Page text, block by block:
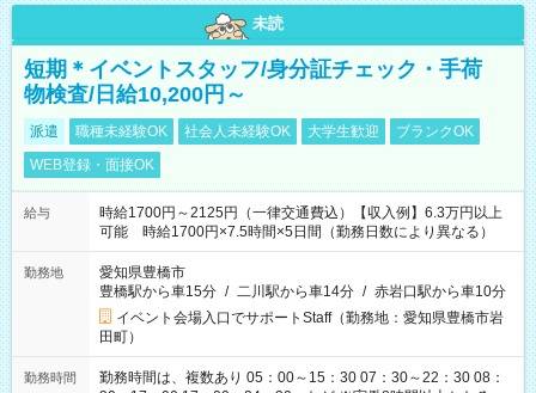
未読
短期＊イベントスタッフ/身分証チェック・手荷
物検査/日給10,200円～
派遣 職種未経験OK 社会人未経験OK 大学生歓迎
ブランクOK
WEB登録・面接OK
給与
時給1700円～2125円（一律交通費込）【収入例】6.3万円以上
可能 時給1700円×7.5時間×5日間（勤務日数により異なる）
勤務地
愛知県豊橋市
豊橋駅から車15分 / 二川駅から車14分 / 赤岩口駅から車10分
イベント会場入口でサポートStaff（勤務地：愛知県豊橋市岩
田町）
勤務時間
勤務時間は、複数あり 05：00～15：30 07：30～22：30 08：